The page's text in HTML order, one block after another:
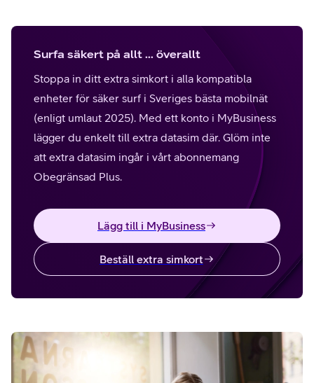
Surfa säkert på allt ... överallt
Stoppa in ditt extra simkort i alla kompatibla
enheter för säker surf i Sveriges bästa mobilnät
(enligt umlaut 2025). Med ett konto i MyBusiness
lägger du enkelt till extra datasim där. Glöm inte
att extra datasim ingår i vårt abonnemang
Obegränsad Plus.
Lägg till i MyBusiness
Beställ extra simkort